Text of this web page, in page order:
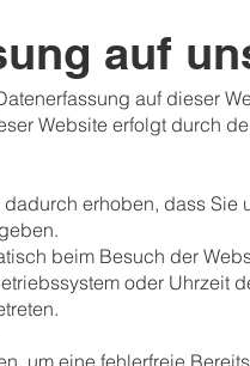
auf
auf dieser
Website erfolgt durch
erhoben, dass
beim Besuch der
oder Uhrzeit
um eine fehlerfreie